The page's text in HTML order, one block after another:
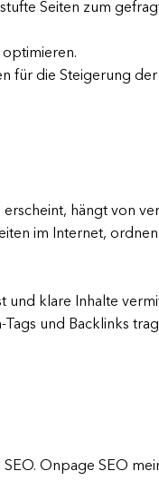
Seiten zum
optimieren.
für die Steigerung
hängt von
im Internet, ordnen
und klare Inhalte
und Backlinks
Onpage SEO